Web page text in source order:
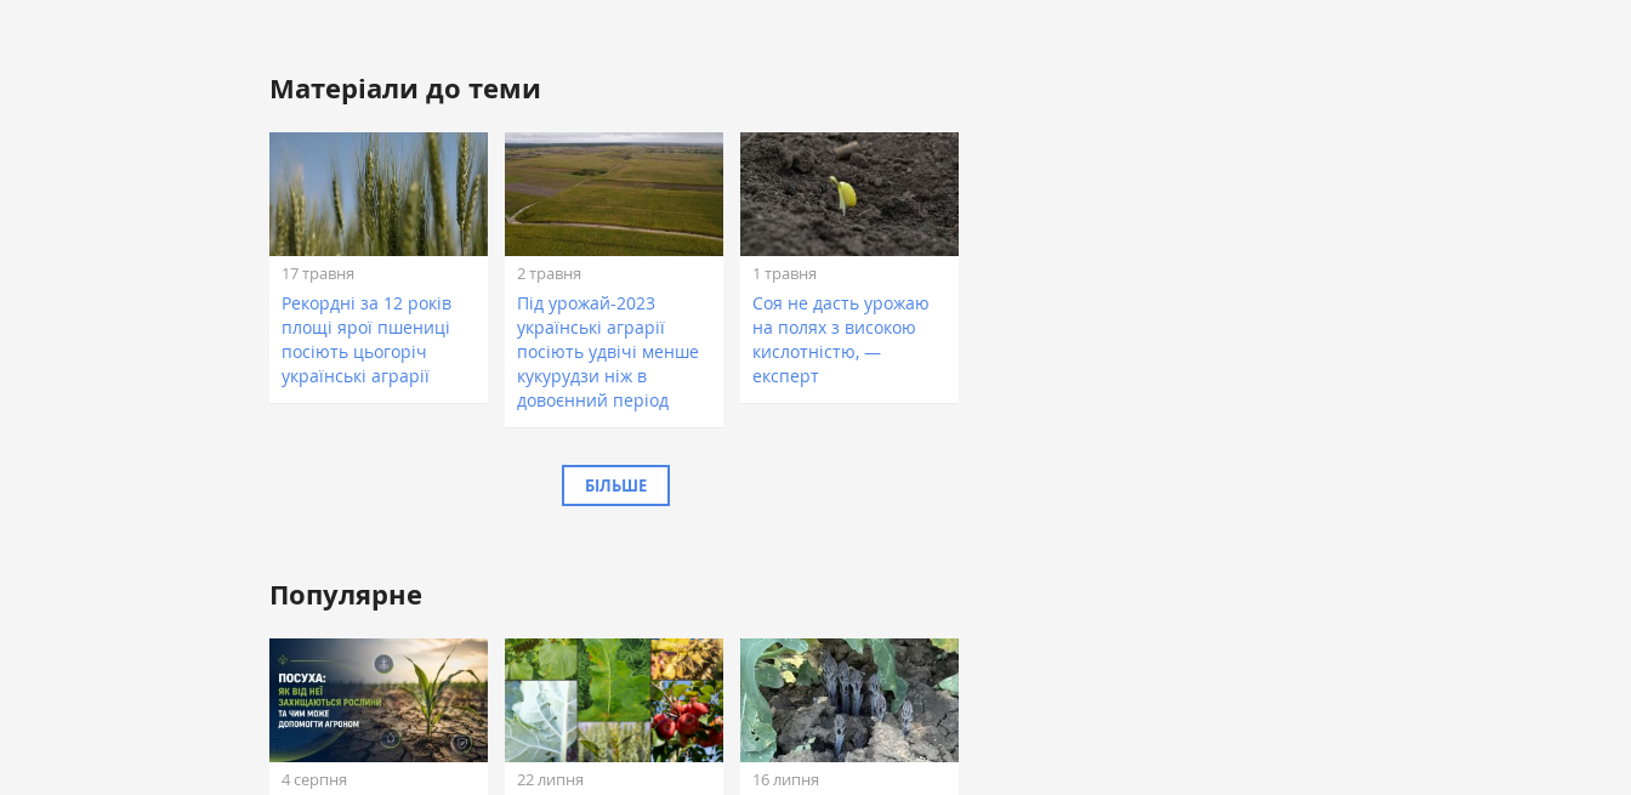
Матеріали до теми
17 травня
Рекордні за 12 років
площі ярої пшениці
посіють цьогоріч
українські аграрії
2 травня
Під урожай-2023
українські аграрії
посіють удвічі менше
кукурудзи ніж в
довоєнний період
1 травня
Соя не дасть урожаю
на полях з високою
кислотністю, —
експерт
БІЛЬШЕ
Популярне
4 серпня 22 липня 16 липня